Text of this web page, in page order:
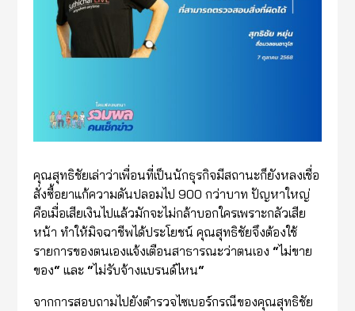
คุณสุทธิชัยเล่าว่าเพื่อนที่เป็นนักธุรกิจมีสถานะก็ยังหลงเชื่อ
สั่งซื้อยาแก้ความดันปลอมไป 900 กว่าบาท ปัญหาใหญ่
คือเมื่อเสียเงินไปแล้วมักจะไม่กล้าบอกใครเพราะกลัวเสีย
หน้า ทำให้มิจฉาชีพได้ประโยชน์ คุณสุทธิชัยจึงต้องใช้
รายการของตนเองแจ้งเตือนสาธารณะว่าตนเอง “ไม่ขาย
ของ“ และ “ไม่รับจ้างแบรนด์ไหน“
จากการสอบถามไปยังตำรวจไซเบอร์กรณีของคุณสุทธิชัย